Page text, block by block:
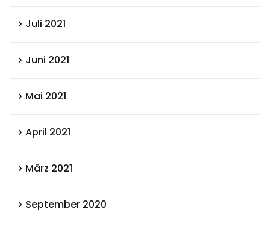
Juli 2021
Juni 2021
Mai 2021
April 2021
März 2021
September 2020